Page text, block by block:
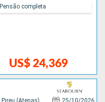
US$ 24,369
Pensão completa